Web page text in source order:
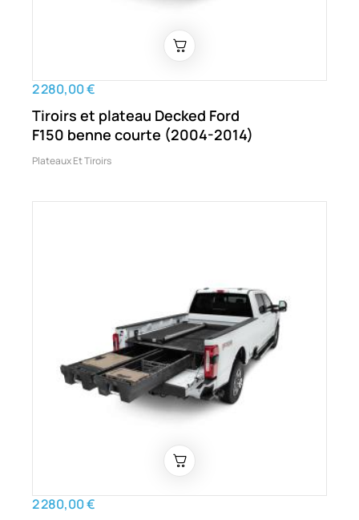
2 280,00 €
Tiroirs et plateau Decked Ford
F150 benne courte (2004-2014)
Plateaux Et Tiroirs
2 280,00 €